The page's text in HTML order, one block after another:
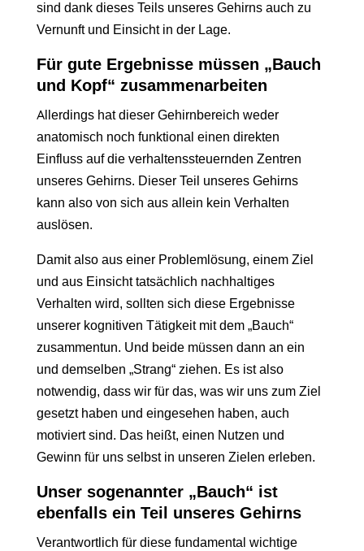
sind dank dieses Teils unseres Gehirns auch zu
Vernunft und Einsicht in der Lage.
Für gute Ergebnisse müssen „Bauch
und Kopf“ zusammenarbeiten
Allerdings hat dieser Gehirnbereich weder
anatomisch noch funktional einen direkten
Einfluss auf die verhaltenssteuernden Zentren
unseres Gehirns. Dieser Teil unseres Gehirns
kann also von sich aus allein kein Verhalten
auslösen.
Damit also aus einer Problemlösung, einem Ziel
und aus Einsicht tatsächlich nachhaltiges
Verhalten wird, sollten sich diese Ergebnisse
unserer kognitiven Tätigkeit mit dem „Bauch“
zusammentun. Und beide müssen dann an ein
und demselben „Strang“ ziehen. Es ist also
notwendig, dass wir für das, was wir uns zum Ziel
gesetzt haben und eingesehen haben, auch
motiviert sind. Das heißt, einen Nutzen und
Gewinn für uns selbst in unseren Zielen erleben.
Unser sogenannter „Bauch“ ist
ebenfalls ein Teil unseres Gehirns
Verantwortlich für diese fundamental wichtige